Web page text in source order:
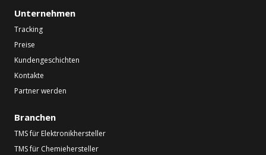
Unternehmen
Tracking
Preise
Kundengeschichten
Kontakte
Partner werden
Branchen
TMS für Elektronikhersteller
TMS für Chemiehersteller